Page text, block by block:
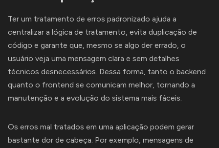
Ter um tratamento de erros padronizado ajuda a
centralizar a lógica de tratamento, evita duplicação de
código e garante que, mesmo se algo der errado, o
usuário veja uma mensagem clara e sem detalhes
técnicos desnecessários. Dessa forma, tanto o backend
quanto o frontend se comunicam melhor, tornando a
manutenção e a evolução do sistema mais fáceis.
Os erros mal tratados em uma aplicação podem gerar
bastante dor de cabeça. Por exemplo, mensagens de